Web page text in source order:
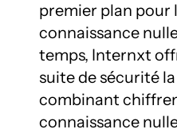
premier plan pour
connaissance
temps, Internxt
suite de sécurité
combinant
connaissance